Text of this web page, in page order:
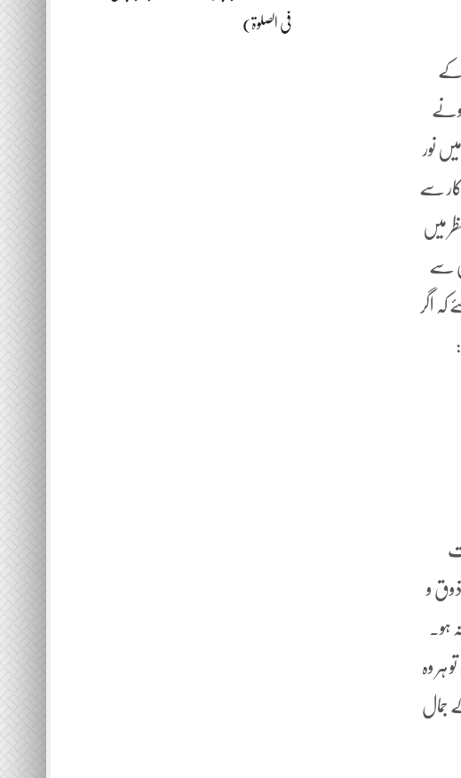
فی الصلوۃ)
کے
نور
سے
میں
سے
کہ اگر
و
ہو۔
ہر وہ
جمال